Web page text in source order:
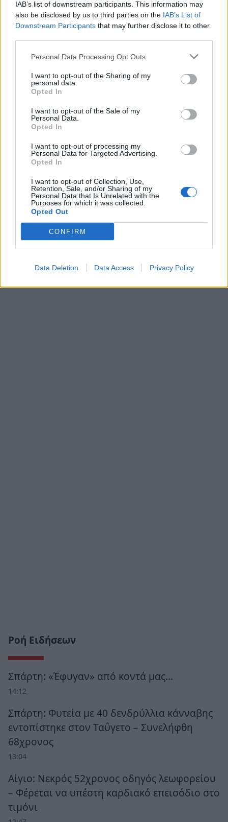
IAB’s list of downstream participants. This information may
also be disclosed by us to third parties on the IAB’s List of
Downstream Participants that may further disclose it to other
Personal Data Processing Opt Outs
I want to opt-out of the Sharing of my
personal data.
Opted In
I want to opt-out of the Sale of my
Personal Data.
Opted In
I want to opt-out of processing my
Personal Data for Targeted Advertising.
Opted In
I want to opt-out of Collection, Use,
Retention, Sale, and/or Sharing of my
Personal Data that Is Unrelated with the
Purposes for which it was collected.
Opted Out
CONFIRM
Data Deletion Data Access Privacy Policy
Στόχος του Νοσοκομείου Σπάρτης είναι το
συγκεκριμένο Πρόγραμμα να επαναληφθεί και
κατά τη νέα σχολική περίοδο, όχι μόνον σε
μαθητές των Δημοτικών Σχολείων, αλλά να
επεκταθεί και στους μαθητές των Γυμνασίων της
Λακωνίας, δεδομένης της ανταπόκρισης των
παιδιών, αλλά και της ευρείας διάδοσης του
καπνίσματος στην εφηβική ηλικία.
Ροή Ειδήσεων
Σπάρτη: «Έφυγαν» από κοντά μας…
14:12
Σπάρτη: Φυτεία με 40 δενδρύλλια κάνναβης
εντοπίστηκε στον Ταΰγετο – Συνελήφθη
68χρονος
13:04
Αίγιο: Νεκρός 52χρονος οδηγός λεωφορείου
– Φέρεται να υπέστη καρδιακό επεισόδιο στο
τιμόνι